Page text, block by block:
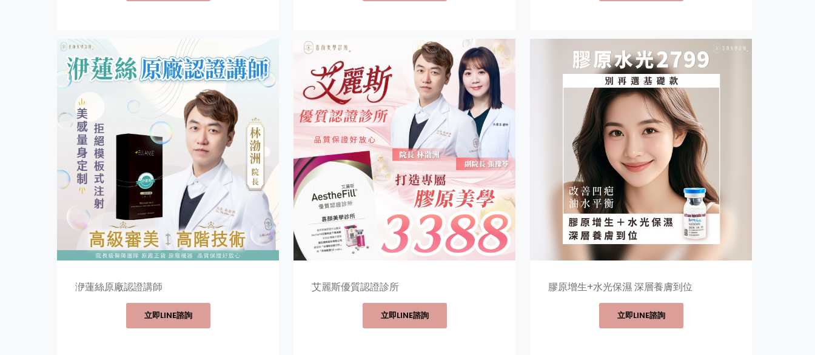
洢蓮絲原廠認證講師
立即LINE諮詢
艾麗斯優質認證診所
立即LINE諮詢
膠原增生+水光保濕 深層養膚到位
立即LINE諮詢